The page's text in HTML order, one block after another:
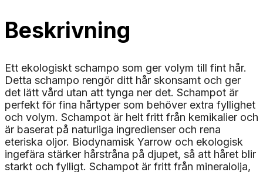
Beskrivning
Ett ekologiskt schampo som ger volym till fint hår.
Detta schampo rengör ditt hår skonsamt och ger
det lätt vård utan att tynga ner det. Schampot är
perfekt för fina hårtyper som behöver extra fyllighet
och volym. Schampot är helt fritt från kemikalier och
är baserat på naturliga ingredienser och rena
eteriska oljor. Biodynamisk Yarrow och ekologisk
ingefära stärker hårstråna på djupet, så att håret blir
starkt och fylligt. Schampot är fritt från mineralolja,